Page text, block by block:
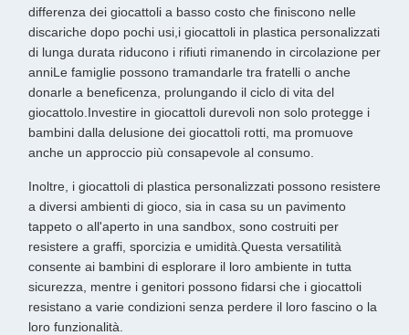
differenza dei giocattoli a basso costo che finiscono nelle
discariche dopo pochi usi,i giocattoli in plastica personalizzati
di lunga durata riducono i rifiuti rimanendo in circolazione per
anniLe famiglie possono tramandarle tra fratelli o anche
donarle a beneficenza, prolungando il ciclo di vita del
giocattolo.Investire in giocattoli durevoli non solo protegge i
bambini dalla delusione dei giocattoli rotti, ma promuove
anche un approccio più consapevole al consumo.
Inoltre, i giocattoli di plastica personalizzati possono resistere
a diversi ambienti di gioco, sia in casa su un pavimento
tappeto o all'aperto in una sandbox, sono costruiti per
resistere a graffi, sporcizia e umidità.Questa versatilità
consente ai bambini di esplorare il loro ambiente in tutta
sicurezza, mentre i genitori possono fidarsi che i giocattoli
resistano a varie condizioni senza perdere il loro fascino o la
loro funzionalità.